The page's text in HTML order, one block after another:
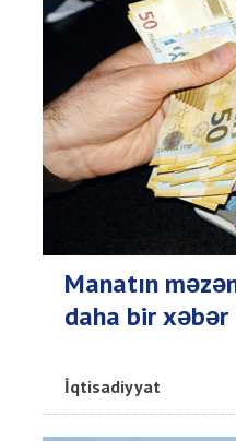
Manatın
daha bir xəbər
İqtisadiyyat